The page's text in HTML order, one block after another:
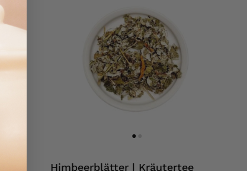
Himbeerblätter | Kräutertee